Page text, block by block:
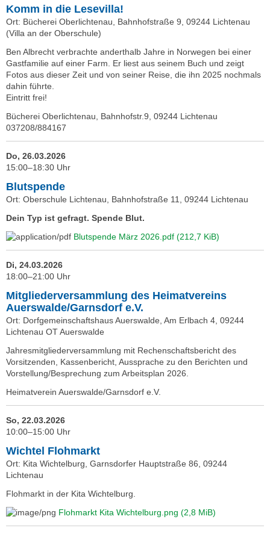
Komm in die Lesevilla!
Ort: Bücherei Oberlichtenau, Bahnhofstraße 9, 09244 Lichtenau
(Villa an der Oberschule)
Ben Albrecht verbrachte anderthalb Jahre in Norwegen bei einer
Gastfamilie auf einer Farm. Er liest aus seinem Buch und zeigt
Fotos aus dieser Zeit und von seiner Reise, die ihn 2025 nochmals
dahin führte.
Eintritt frei!
Bücherei Oberlichtenau, Bahnhofstr.9, 09244 Lichtenau
037208/884167
Do, 26.03.2026
15:00–18:30 Uhr
Blutspende
Ort: Oberschule Lichtenau, Bahnhofstraße 11, 09244 Lichtenau
Dein Typ ist gefragt. Spende Blut.
Blutspende März 2026.pdf (212,7 KiB)
Di, 24.03.2026
18:00–21:00 Uhr
Mitgliederversammlung des Heimatvereins
Auerswalde/Garnsdorf e.V.
Ort: Dorfgemeinschaftshaus Auerswalde, Am Erlbach 4, 09244
Lichtenau OT Auerswalde
Jahresmitgliederversammlung mit Rechenschaftsbericht des
Vorsitzenden, Kassenbericht, Aussprache zu den Berichten und
Vorstellung/Besprechung zum Arbeitsplan 2026.
Heimatverein Auerswalde/Garnsdorf e.V.
So, 22.03.2026
10:00–15:00 Uhr
Wichtel Flohmarkt
Ort: Kita Wichtelburg, Garnsdorfer Hauptstraße 86, 09244
Lichtenau
Flohmarkt in der Kita Wichtelburg.
Flohmarkt Kita Wichtelburg.png (2,8 MiB)